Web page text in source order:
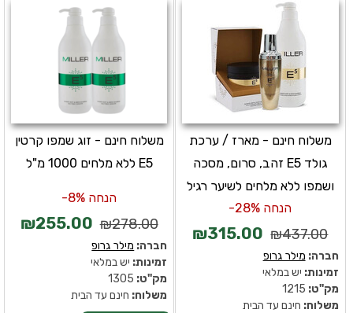
משלוח חינם - זוג שמפו קרטין
E5 ללא מלחים 1000 מ"ל
הנחה 8%-
₪278.00
₪255.00
חברה: מילר גרופ
זמינות: יש במלאי
מק''ט:
משלוח: חינם עד הבית
משלוח חינם - מארז / ערכת
גולד E5 זהב, סרום, מסכה
ושמפו ללא מלחים לשיער רגיל
הנחה 28%-
₪437.00
₪315.00
חברה: מילר גרופ
זמינות: יש במלאי
מק''ט:
משלוח: חינם עד הבית